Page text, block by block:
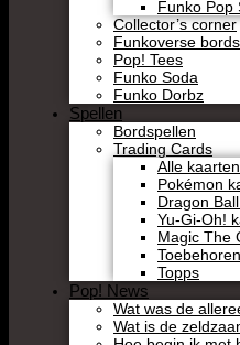
Funko Pop
Collector’s corner
Funkoverse
Pop! Tees
Funko Soda
Funko Dorbz
Spellen
Bordspellen
Trading Cards
Alle kaarten
Pokémon
Dragon
Yu-Gi-Oh!
Magic The
Toebehoren
Topps
Pop! News
Wat was de
Wat is de